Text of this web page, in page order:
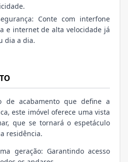
Conte com interfone
e internet de alta velocidade já
dia a dia.
de acabamento que define a
este imóvel oferece uma vista
que se tornará o espetáculo
residência.
geração: Garantindo acesso